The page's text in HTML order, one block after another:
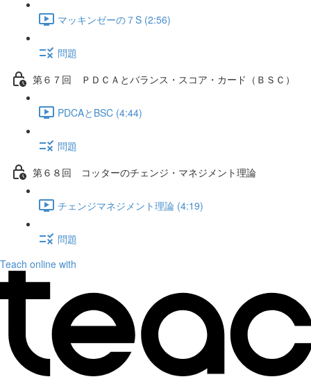
マッキンゼーの７S (2:56)
問題
第６７回 ＰＤＣＡとバランス・スコア・カード（ＢＳＣ）
PDCAとBSC (4:44)
問題
第６８回 コッターのチェンジ・マネジメント理論
チェンジマネジメント理論 (4:19)
問題
Teach online with